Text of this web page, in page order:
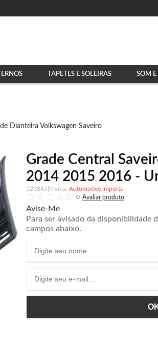
TAPETES E SOLEIRAS SOM
Dianteira Volkswagen Saveiro
Grade Central
2014 2015 2016 -
523845
Automotive imports
0
Avise-Me
Para ser avisado da disponibilidade
campos abaixo.